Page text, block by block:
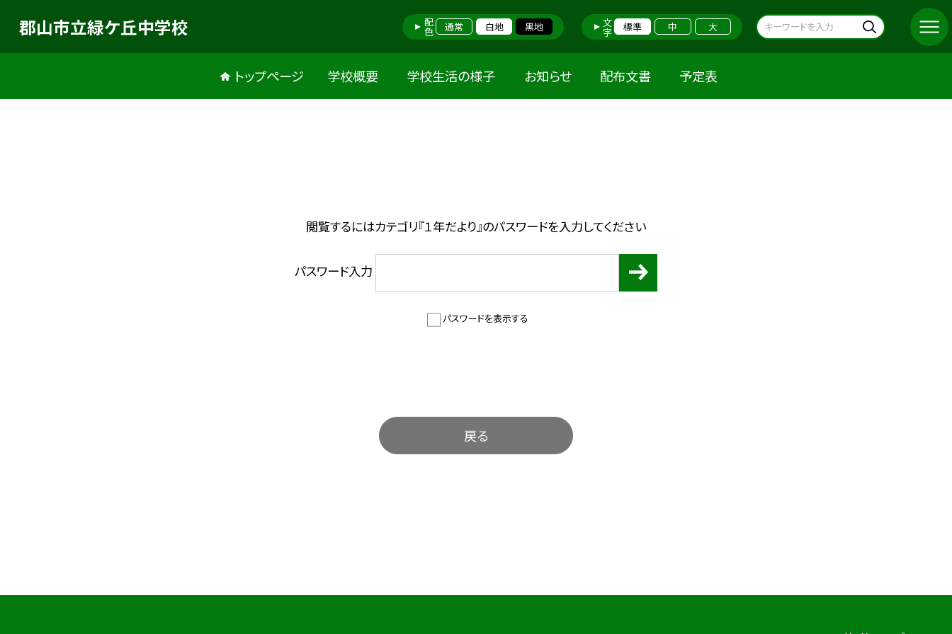
郡山市立緑ケ丘中学校 配色 通常 白地 黒地 文字 標準 中 大
トップページ 学校概要 学校生活の様子 お知らせ 配布文書 予定表
閲覧するにはカテゴリ『１年だより』のパスワードを入力してください
パスワード入力
パスワードを表示する
戻る